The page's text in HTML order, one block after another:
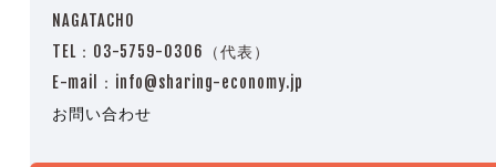
NAGATACHO
TEL：03-5759-0306（代表）
E-mail：info@sharing-economy.jp
お問い合わせ